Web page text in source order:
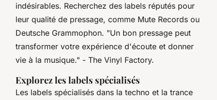
indésirables. Recherchez des labels réputés pour
leur qualité de pressage, comme Mute Records ou
Deutsche Grammophon. "Un bon pressage peut
transformer votre expérience d'écoute et donner
vie à la musique." - The Vinyl Factory.
Explorez les labels spécialisés
Les labels spécialisés dans la techno et la trance